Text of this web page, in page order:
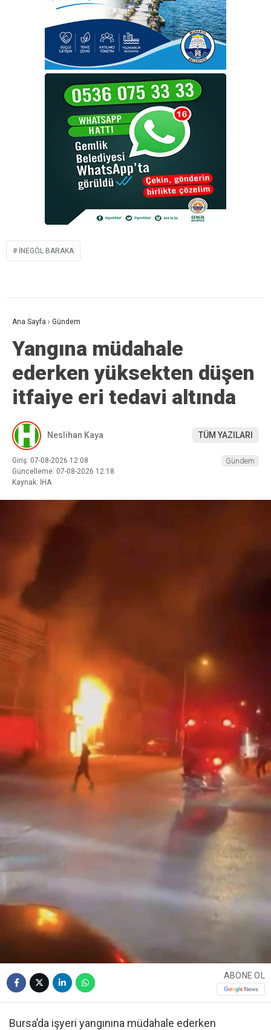
INEGÖL BARAKA
Ana Sayfa › Gündem
Yangına müdahale
ederken yüksekten düşen
itfaiye eri tedavi altında
Neslihan Kaya TÜM YAZILARI
Giriş: 07-08-2026 12:08
Güncelleme: 07-08-2026 12:18
Kaynak: İHA
Gündem
ABONE OL
Bursa’da işyeri yangınına müdahale ederken